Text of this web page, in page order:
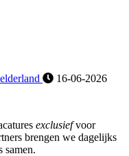
16-06-2026
exclusiefvoor
brengen we dagelijks
samen.